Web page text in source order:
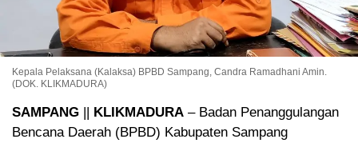
Kepala Pelaksana (Kalaksa) BPBD Sampang, Candra Ramadhani Amin.
(DOK. KLIKMADURA)
SAMPANG || KLIKMADURA – Badan Penanggulangan
Bencana Daerah (BPBD) Kabupaten Sampang